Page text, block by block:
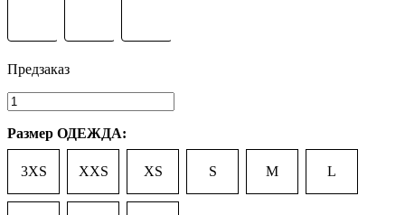
Размер ОДЕЖДА:
3XS XXS XS S M L